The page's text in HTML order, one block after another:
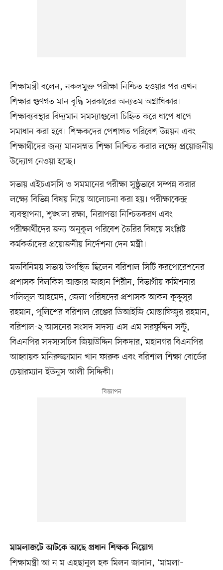
শিক্ষামন্ত্রী বলেন, নকলমুক্ত পরীক্ষা নিশ্চিত হওয়ার পর এখন
শিক্ষার গুণগত মান বৃদ্ধি সরকারের অন্যতম অগ্রাধিকার।
শিক্ষাব্যবস্থার বিদ্যমান সমস্যাগুলো চিহ্নিত করে ধাপে ধাপে
সমাধান করা হবে। শিক্ষকদের পেশাগত পরিবেশ উন্নয়ন এবং
শিক্ষার্থীদের জন্য মানসম্মত শিক্ষা নিশ্চিত করার লক্ষ্যে প্রয়োজনীয়
উদ্যোগ নেওয়া হচ্ছে।
সভায় এইচএসসি ও সমমানের পরীক্ষা সুষ্ঠুভাবে সম্পন্ন করার
লক্ষ্যে বিভিন্ন বিষয় নিয়ে আলোচনা করা হয়। পরীক্ষাকেন্দ্র
ব্যবস্থাপনা, শৃঙ্খলা রক্ষা, নিরাপত্তা নিশ্চিতকরণ এবং
পরীক্ষার্থীদের জন্য অনুকূল পরিবেশ তৈরির বিষয়ে সংশ্লিষ্ট
কর্মকর্তাদের প্রয়োজনীয় নির্দেশনা দেন মন্ত্রী।
মতবিনিময় সভায় উপস্থিত ছিলেন বরিশাল সিটি করপোরেশনের
প্রশাসক বিলকিস আক্তার জাহান শিরীন, বিভাগীয় কমিশনার
খলিলুল আহমেদ, জেলা পরিষদের প্রশাসক আকন কুদ্দুসুর
রহমান, পুলিশের বরিশাল রেঞ্জের ডিআইজি মোস্তাফিজুর রহমান,
বরিশাল-২ আসনের সংসদ সদস্য এস এম সরফুদ্দিন সন্টু,
বিএনপির সদস্যসচিব জিয়াউদ্দিন সিকদার, মহানগর বিএনপির
আহ্বায়ক মনিরুজ্জামান খান ফারুক এবং বরিশাল শিক্ষা বোর্ডের
চেয়ারম্যান ইউনুস আলী সিদ্দিকী।
মামলাজটে আটকে আছে প্রধান শিক্ষক নিয়োগ
শিক্ষামন্ত্রী আ ন ম এহছানুল হক মিলন জানান, ‘মামলা–